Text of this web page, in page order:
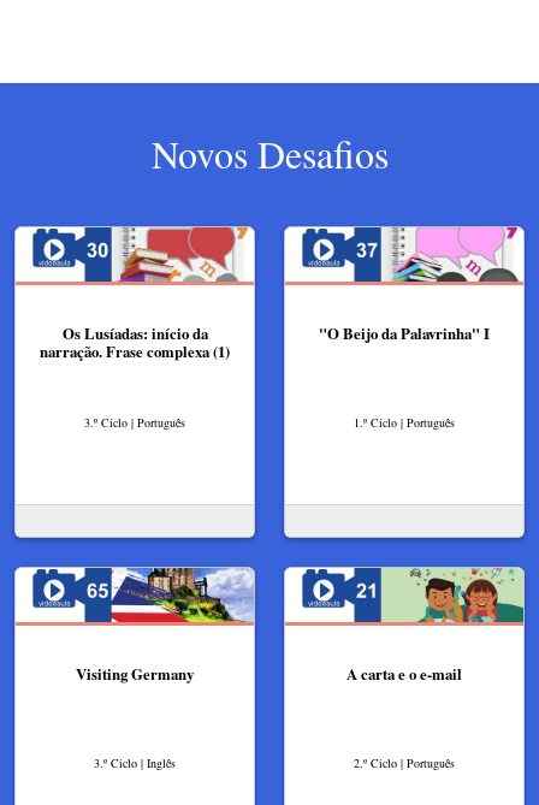
Novos Desafios
Os Lusíadas: início da
narração. Frase complexa (1)
3.º Ciclo | Português
"O Beijo da Palavrinha" I
1.º Ciclo | Português
Visiting Germany
3.º Ciclo | Inglês
A carta e o e-mail
2.º Ciclo | Português